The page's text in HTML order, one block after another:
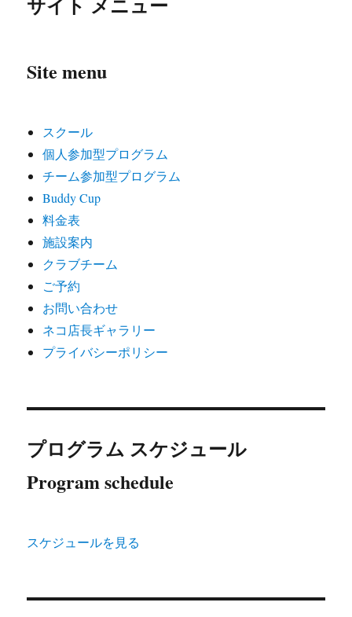
Site menu
スクール
個人参加型プログラム
チーム参加型プログラム
Buddy Cup
料金表
施設案内
クラブチーム
ご予約
お問い合わせ
ネコ店長ギャラリー
プライバシーポリシー
プログラム スケジュール
Program schedule
スケジュールを見る